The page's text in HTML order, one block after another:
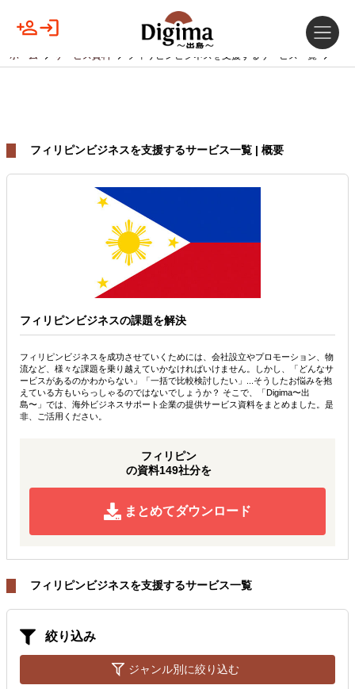
ホーム サービス資料 フィリピンビジネスを支援するサービス一覧
フィリピンビジネスを支援するサービス一覧 | 概要
フィリピンビジネスの課題を解決
フィリピンビジネスを成功させていくためには、会社設立やプロモーション、物
流など、様々な課題を乗り越えていかなければいけません。しかし、「どんなサ
ービスがあるのかわからない」「一括で比較検討したい」...そうしたお悩みを抱
えている方もいらっしゃるのではないでしょうか？ そこで、「Digima〜出
島〜」では、海外ビジネスサポート企業の提供サービス資料をまとめました。是
非、ご活用ください。
フィリピン
の資料149社分を
まとめてダウンロード
フィリピンビジネスを支援するサービス一覧
絞り込み
ジャンル別に絞り込む